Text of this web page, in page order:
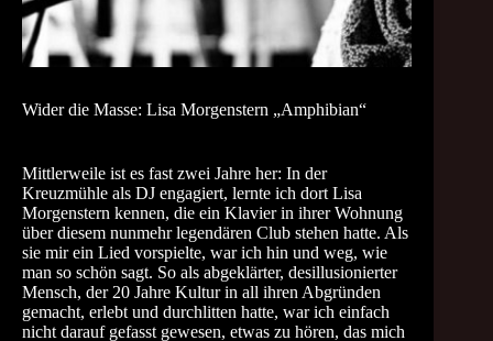
Wider die Masse: Lisa Morgenstern „Amphibian“
Mittlerweile ist es fast zwei Jahre her: In der
Kreuzmühle als DJ engagiert, lernte ich dort Lisa
Morgenstern kennen, die ein Klavier in ihrer Wohnung
über diesem nunmehr legendären Club stehen hatte. Als
sie mir ein Lied vorspielte, war ich hin und weg, wie
man so schön sagt. So als abgeklärter, desillusionierter
Mensch, der 20 Jahre Kultur in all ihren Abgründen
gemacht, erlebt und durchlitten hatte, war ich einfach
nicht darauf gefasst gewesen, etwas zu hören, das mich